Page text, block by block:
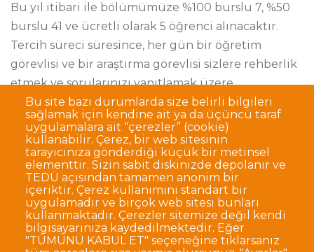
Bu yıl itibari ile bölümümüze %100 burslu 7, %50
burslu 41 ve ücretli olarak 5 öğrenci alınacaktır.
Tercih süreci süresince, her gün bir öğretim
görevlisi ve bir araştırma görevlisi sizlere rehberlik
etmek ve sorularınızı yanıtlamak üzere
okulumuzda hazır bulunacaktır.
Bu site bazı durumlarda size belirli bilgileri
sağlamak için kendine ait ya da üçüncü taraf
uygulamalara ait “çerezler” (cookie)
kullanabilir. Çerez, bir web sitesinin
tarayıcınıza gönderdiği küçük bir metinsel
elementtir. Sizin sabit diskinizde depolanır ve
TEDÜ açısından tamamen anonim bir
içeriktir. Çerez kullanımını standart bir
uygulamadır ve birçok web sitesi bunları
kullanmaktadır. Çerezler sitemize değil kendi
bilgisayarınıza kaydedilmektedir. Eğer
"TÜMÜNÜ KABUL ET" seçeneğine tıklarsanız
Dipnot
Sıkça Sorulan Sorular
Kişisel Verilerin Korunması
Gizlilik Politikası
Sorumluluk Reddi
Açık Rıza
Kurumsal Kimlik